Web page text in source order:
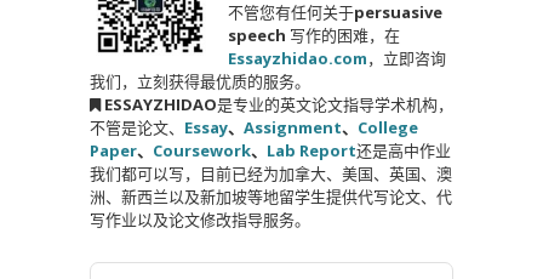
不管您有任何关于persuasive
speech 写作的困难，在
Essayzhidao.com，立即咨询
我们，立刻获得最优质的服务。
ESSAYZHIDAO是专业的英文论文指导学术机构，
不管是论文、 Essay、 Assignment、 College
Paper、 Coursework、 Lab Report还是高中作业
我们都可以写，目前已经为加拿大、美国、英国、澳
洲、新西兰以及新加坡等地留学生提供代写论文、代
写作业以及论文修改指导服务。